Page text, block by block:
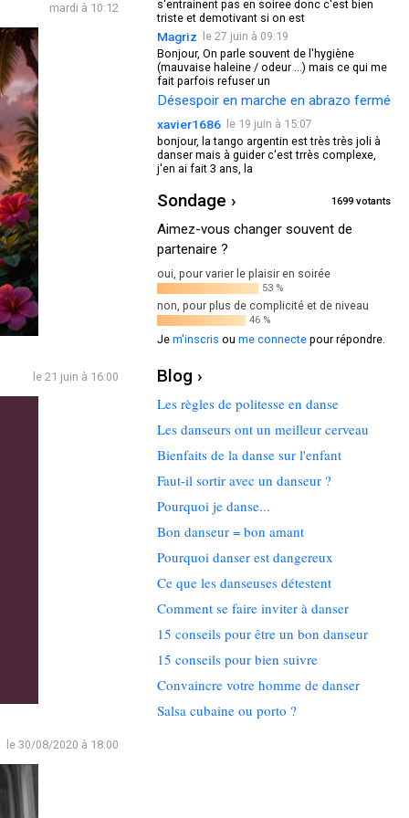
mardi à 10:12
le 21 juin à 16:00
le 30/08/2020 à 18:00
s'entrainent pas en soiree donc c'est bien
triste et demotivant si on est
Magriz
le 27 juin à 09:19
Bonjour, On parle souvent de l'hygiène
(mauvaise haleine / odeur ...) mais ce qui me
fait parfois refuser un
Désespoir en marche en abrazo fermé
xavier1686
le 19 juin à 15:07
bonjour, la tango argentin est très très joli à
danser mais à guider c'est trrès complexe,
j'en ai fait 3 ans, la
1699 votants
Sondage ›
Aimez-vous changer souvent de
partenaire ?
oui, pour varier le plaisir en soirée
53 %
non, pour plus de complicité et de niveau
46 %
Je m'inscris ou me connecte pour répondre.
Blog ›
Les règles de politesse en danse
Les danseurs ont un meilleur cerveau
Bienfaits de la danse sur l'enfant
Faut-il sortir avec un danseur ?
Pourquoi je danse...
Bon danseur = bon amant
Pourquoi danser est dangereux
Ce que les danseuses détestent
Comment se faire inviter à danser
15 conseils pour être un bon danseur
15 conseils pour bien suivre
Convaincre votre homme de danser
Salsa cubaine ou porto ?